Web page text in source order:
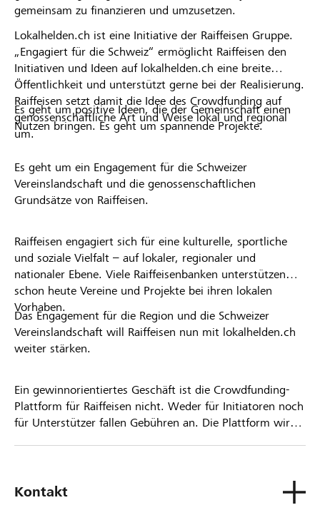
gemeinsam zu finanzieren und umzusetzen.
Lokalhelden.ch ist eine Initiative der Raiffeisen Gruppe.
„Engagiert für die Schweiz“ ermöglicht Raiffeisen den
Initiativen und Ideen auf lokalhelden.ch eine breite
Öffentlichkeit und unterstützt gerne bei der Realisierung.
Raiffeisen setzt damit die Idee des Crowdfunding auf
genossenschaftliche Art und Weise lokal und regional
um.
Es geht um positive Ideen, die der Gemeinschaft einen
Nutzen bringen. Es geht um spannende Projekte.
Es geht um ein Engagement für die Schweizer
Vereinslandschaft und die genossenschaftlichen
Grundsätze von Raiffeisen.
Raiffeisen engagiert sich für eine kulturelle, sportliche
und soziale Vielfalt – auf lokaler, regionaler und
nationaler Ebene. Viele Raiffeisenbanken unterstützen
schon heute Vereine und Projekte bei ihren lokalen
Vorhaben.
Das Engagement für die Region und die Schweizer
Vereinslandschaft will Raiffeisen nun mit lokalhelden.ch
weiter stärken.
Ein gewinnorientiertes Geschäft ist die Crowdfunding-
Plattform für Raiffeisen nicht. Weder für Initiatoren noch
für Unterstützer fallen Gebühren an. Die Plattform wird
Kontakt